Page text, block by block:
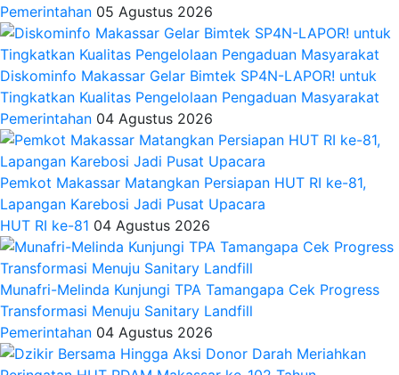
Pemerintahan 05 Agustus 2026
Diskominfo Makassar Gelar Bimtek SP4N-LAPOR! untuk
Tingkatkan Kualitas Pengelolaan Pengaduan Masyarakat
Pemerintahan 04 Agustus 2026
Pemkot Makassar Matangkan Persiapan HUT RI ke-81,
Lapangan Karebosi Jadi Pusat Upacara
HUT RI ke-81 04 Agustus 2026
Munafri-Melinda Kunjungi TPA Tamangapa Cek Progress
Transformasi Menuju Sanitary Landfill
Pemerintahan 04 Agustus 2026